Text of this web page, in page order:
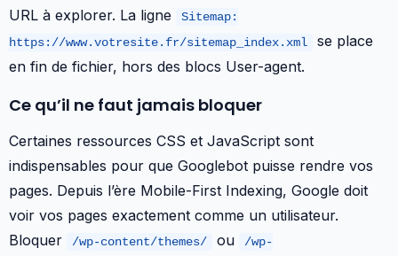
URL à explorer. La ligne
Sitemap:
https://www.votresite.fr/sitemap_index.xml
se place
en fin de fichier, hors des blocs User-agent.
Ce qu’il ne faut jamais bloquer
Certaines ressources CSS et JavaScript sont
indispensables pour que Googlebot puisse rendre vos
pages. Depuis l’ère Mobile-First Indexing, Google doit
voir vos pages exactement comme un utilisateur.
Bloquer
/wp-content/themes/ ou
/wp-